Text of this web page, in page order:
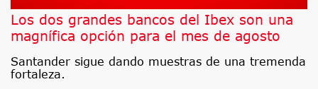
Los dos grandes bancos del Ibex son una
magnífica opción para el mes de agosto
Santander sigue dando muestras de una tremenda
fortaleza.